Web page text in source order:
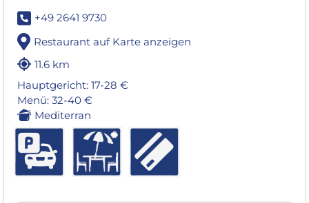
+49 2641 9730
Restaurant auf Karte anzeigen
11.6 km
Hauptgericht: 17-28 €
Menü: 32-40 €
Mediterran